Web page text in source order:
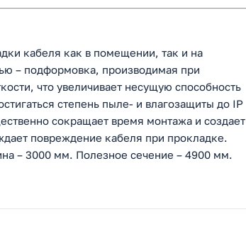
кабеля как в помещении, так и на
– подформовка, производимая при
что увеличивает несущую способность
степень пыле- и влагозащиты до IP
сокращает время монтажа и создает
повреждение кабеля при прокладке.
– 3000 мм. Полезное сечение – 4900 мм.